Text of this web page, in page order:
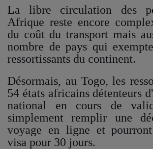
NOTRE ACTU
JEUX CONCOURS
QUI SOMMES-NOUS ?
Contact
Se connecter
La libre circulation des
Afrique reste encore
du coût du transport mais
nombre de pays qui
ressortissants du continent.
Désormais, au Togo, les
54 états africains détenteurs
national en cours de
simplement remplir une
voyage en ligne et
visa pour 30 jours.